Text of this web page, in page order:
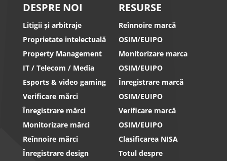
DESPRE NOI
Litigii și arbitraje
Proprietate intelectuală
Property Management
IT / Telecom / Media
Esports & video gaming
Verificare mărci
Înregistrare mărci
Monitorizare mărci
Reînnoire mărci
Înregistrare design
RESURSE
Reînnoire marcă
OSIM/EUIPO
Monitorizare marca
OSIM/EUIPO
Înregistrare marcă
OSIM/EUIPO
Verificare marcă
OSIM/EUIPO
Clasificarea NISA
Totul despre